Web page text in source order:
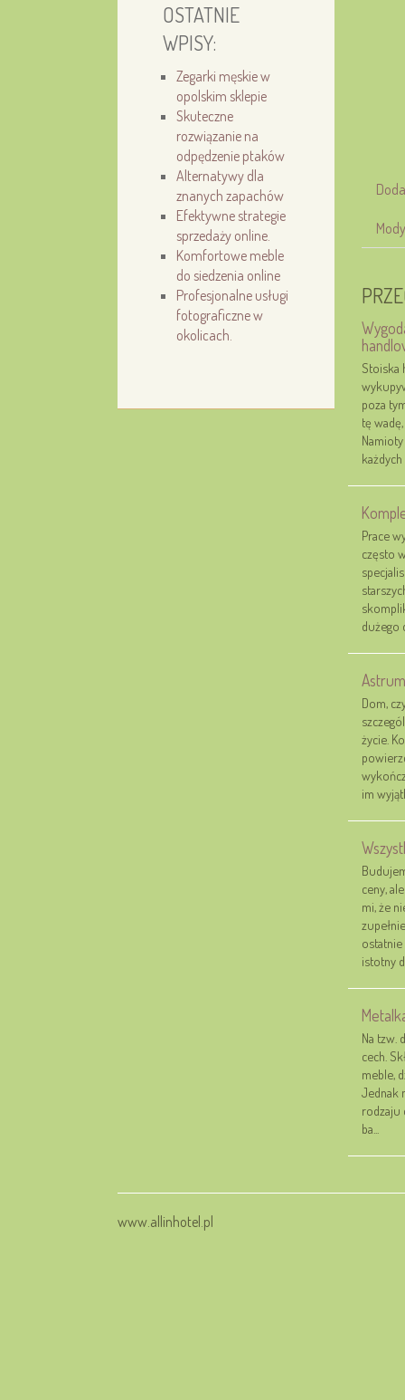
OSTATNIE
WPISY:
Zegarki męskie w
opolskim sklepie
Skuteczne
rozwiązanie na
odpędzenie ptaków
Alternatywy dla
znanych zapachów
Efektywne strategie
sprzedaży online.
Komfortowe meble
do siedzenia online
Profesjonalne usługi
fotograficzne w
okolicach.
Stoiska
poza
tę
Prace
często
dużego
Dom,
życie.
im
ceny,
mi, że
ostatnie
istotny
Na tzw.
cech.
meble,
Jednak
rodzaju
ba...
www.allinhotel.pl